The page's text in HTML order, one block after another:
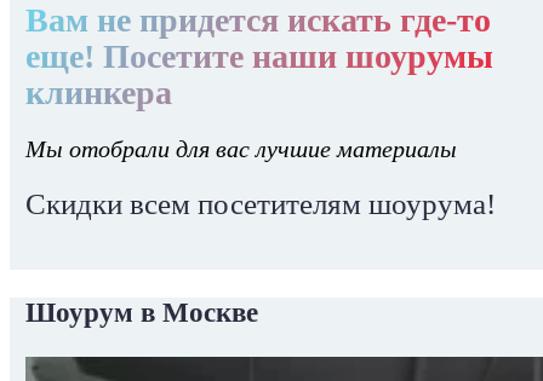
Вам не придется искать где-то
еще! Посетите наши шоурумы
клинкера
Мы отобрали для вас лучшие материалы
Скидки всем посетителям шоурума!
Шоурум в Москве